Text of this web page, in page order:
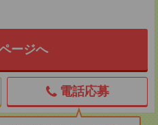
ージへ
電話応募